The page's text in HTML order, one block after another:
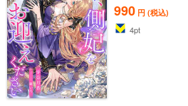
990 円 (税込)
4pt